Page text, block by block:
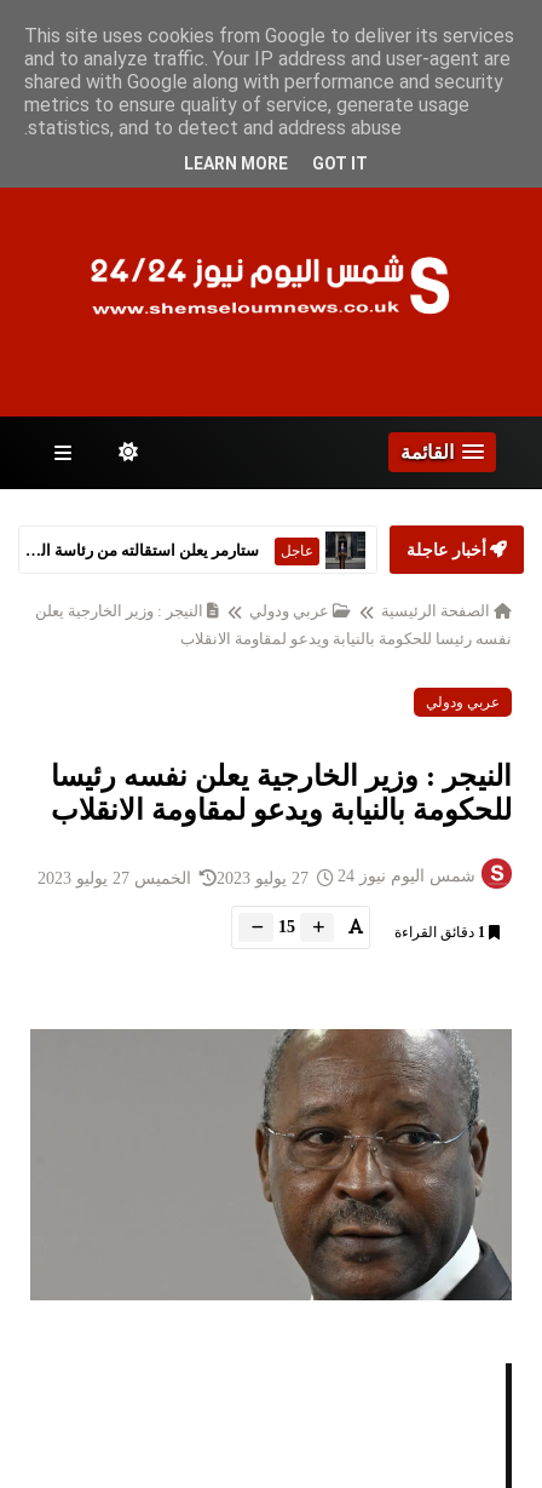
السبت 8 أغسطس 2026
الصفحات
القائمة
أخبار عاجلة عاجل ستارمر يعلن استقالته من رئاسة الحكومة البريطانية
الصفحة الرئيسية عربي ودولي
النيجر : وزير الخارجية يعلن
نفسه رئيسا للحكومة بالنيابة ويدعو لمقاومة الانقلاب
عربي ودولي
النيجر : وزير الخارجية يعلن نفسه رئيسا
للحكومة بالنيابة ويدعو لمقاومة الانقلاب
شمس اليوم نيوز 24 الخميس 27 يوليو 2023
1 دقائق القراءة 15
This site uses cookies from Google to deliver its services
and to analyze traffic. Your IP address and user-agent are
shared with Google along with performance and security
metrics to ensure quality of service, generate usage
statistics, and to detect and address abuse.
LEARN MORE GOT IT